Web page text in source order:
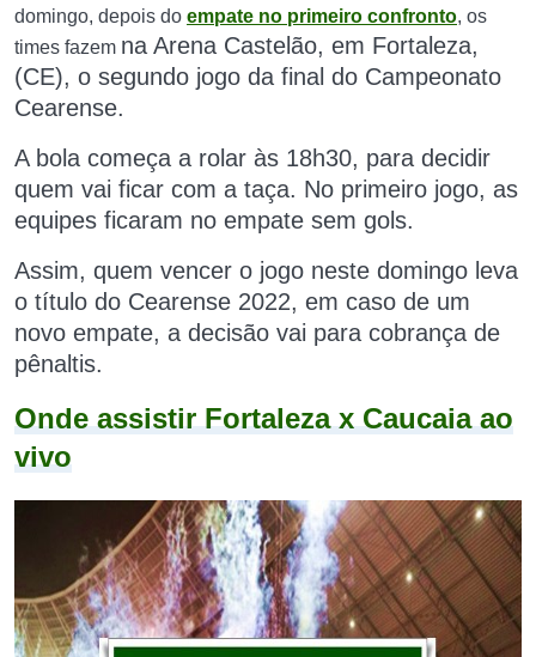
domingo, depois do empate no primeiro confronto, os
times fazem na Arena Castelão, em Fortaleza,
(CE), o segundo jogo da final do Campeonato
Cearense.
A bola começa a rolar às 18h30, para decidir
quem vai ficar com a taça. No primeiro jogo, as
equipes ficaram no empate sem gols.
Assim, quem vencer o jogo neste domingo leva
o título do Cearense 2022, em caso de um
novo empate, a decisão vai para cobrança de
pênaltis.
Onde assistir Fortaleza x Caucaia ao
vivo